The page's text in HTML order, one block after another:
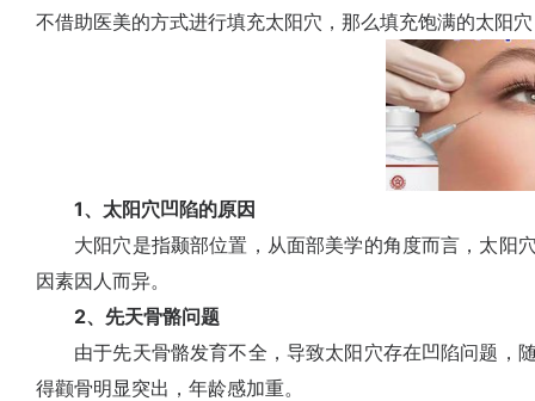
不借助医美的方式进行填充太阳穴，那么填充饱满的太阳
1、太阳穴凹陷的原因
大阳穴是指颞部位置，从面部美学的角度而言，太阳
因素因人而异。
2、先天骨骼问题
由于先天骨骼发育不全，导致太阳穴存在凹陷问题，
得颧骨明显突出，年龄感加重。